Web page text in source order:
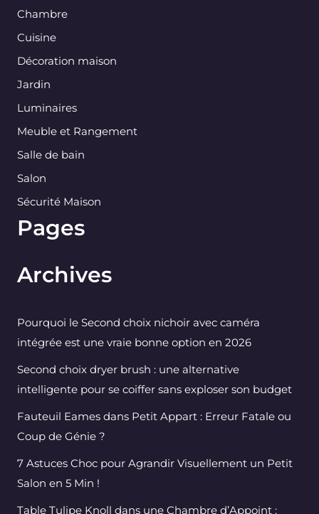
Chambre
Cuisine
Décoration maison
Jardin
Luminaires
Meuble et Rangement
Salle de bain
Salon
Sécurité Maison
Pages
Archives
Pourquoi le Second choix nichoir avec caméra
intégrée est une vraie bonne option en 2026
Second choix dryer brush : une alternative
intelligente pour se coiffer sans exploser son budget
Fauteuil Eames dans Petit Appart : Erreur Fatale ou
Coup de Génie ?
7 Astuces Choc pour Agrandir Visuellement un Petit
Salon en 5 Min !
Table Tulipe Knoll dans une Chambre d’Appoint :